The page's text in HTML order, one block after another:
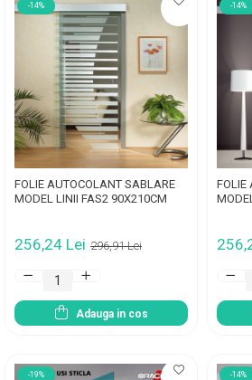
-14%
FOLIE AUTOCOLANT SABLARE
MODEL LINII FAS2 90X210CM
296,91 Lei
256,24 Lei
Adauga in cos
-14%
FOLIE
-19% -14%